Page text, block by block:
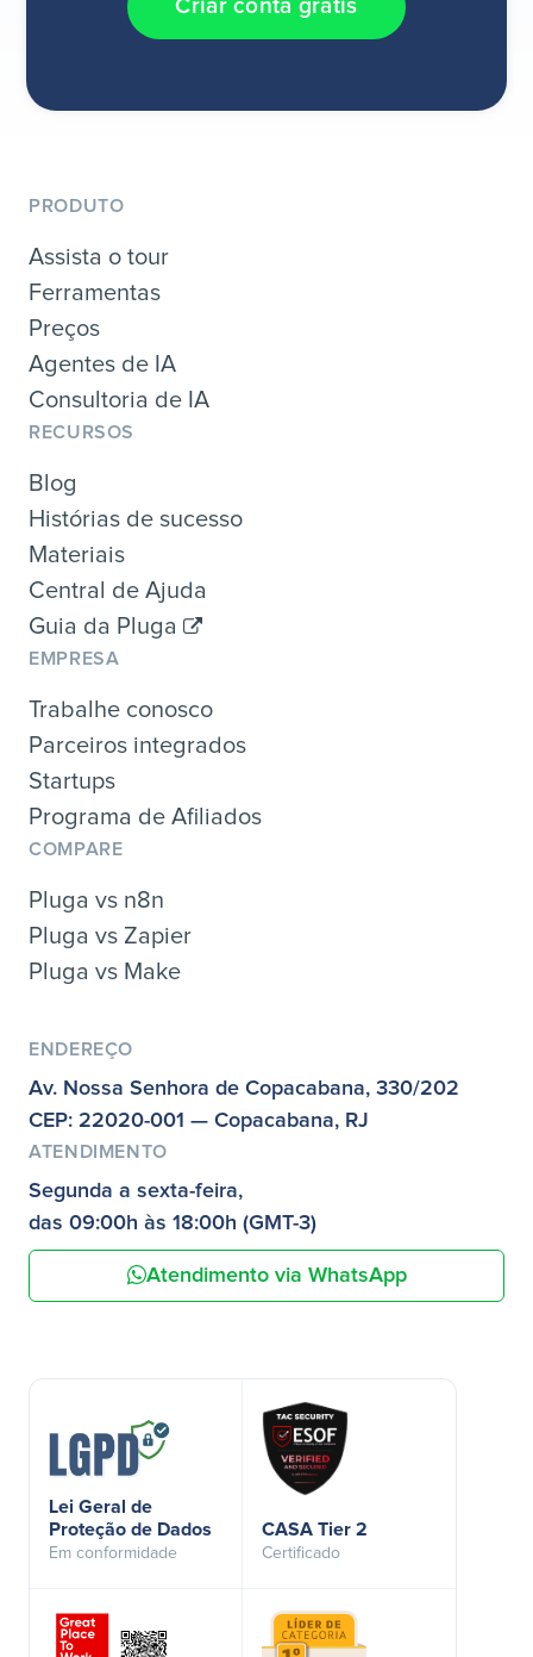
Criar conta grátis
PRODUTO
Assista o tour
Ferramentas
Preços
Agentes de IA
Consultoria de IA
RECURSOS
Blog
Histórias de sucesso
Materiais
Central de Ajuda
Guia da Pluga
EMPRESA
Trabalhe conosco
Parceiros integrados
Startups
Programa de Afiliados
COMPARE
Pluga vs n8n
Pluga vs Zapier
Pluga vs Make
ENDEREÇO
Av. Nossa Senhora de Copacabana, 330/202
CEP: 22020-001 — Copacabana, RJ
ATENDIMENTO
Segunda a sexta-feira,
das 09:00h às 18:00h (GMT-3)
Atendimento via WhatsApp
Lei Geral de
Proteção de Dados
Em conformidade
CASA Tier 2
Certificado